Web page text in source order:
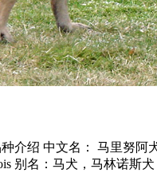
介绍 中文名： 马里努阿
别名：马犬，马林诺斯